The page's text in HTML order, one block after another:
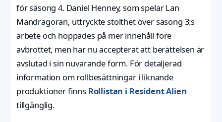
för säsong 4. Daniel Henney, som spelar Lan
Mandragoran, uttryckte stolthet över säsong 3:s
arbete och hoppades på mer innehåll före
avbrottet, men har nu accepterat att berättelsen är
avslutad i sin nuvarande form. För detaljerad
information om rollbesättningar i liknande
produktioner finns Rollistan i Resident Alien
tillgänglig.